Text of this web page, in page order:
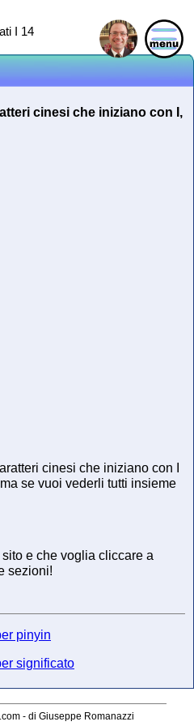
cinesi che iniziano con I,
cinesi che iniziano con I
se vuoi vederli tutti insieme
e che voglia cliccare a
sezioni!
pinyin
significato
- di Giuseppe Romanazzi
I 14